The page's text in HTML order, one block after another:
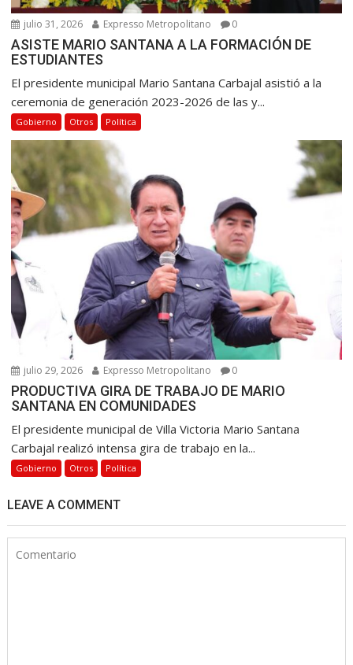
julio 31, 2026 Expresso Metropolitano 0
ASISTE MARIO SANTANA A LA FORMACIÓN DE
ESTUDIANTES
El presidente municipal Mario Santana Carbajal asistió a la
ceremonia de generación 2023-2026 de las y...
Gobierno Otros Política
julio 29, 2026 Expresso Metropolitano 0
PRODUCTIVA GIRA DE TRABAJO DE MARIO
SANTANA EN COMUNIDADES
El presidente municipal de Villa Victoria Mario Santana
Carbajal realizó intensa gira de trabajo en la...
Gobierno Otros Política
LEAVE A COMMENT